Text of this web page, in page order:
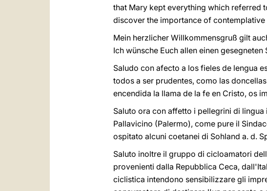
that Mary kept everything which referred
discover the importance of
Mein herzlicher Willkommensgruß gilt
Ich wünsche Euch allen einen
Saludo con afecto a los fieles de lengua
todos a ser prudentes, como las
encendida la llama de la fe en Cristo, os
Saluto ora con affetto i pellegrini di
Pallavicino (Palermo), come pure il
ospitato alcuni coetanei di Sohland a. d.
Saluto inoltre il gruppo di cicloamatori
provenienti dalla Repubblica Ceca,
ciclistica intendono sensibilizzare gli